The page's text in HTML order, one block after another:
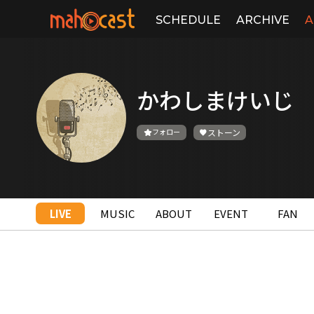
SCHEDULE ARCHIVE
かわしまけいじ
フォロー ストーン
LIVE MUSIC ABOUT EVENT FAN